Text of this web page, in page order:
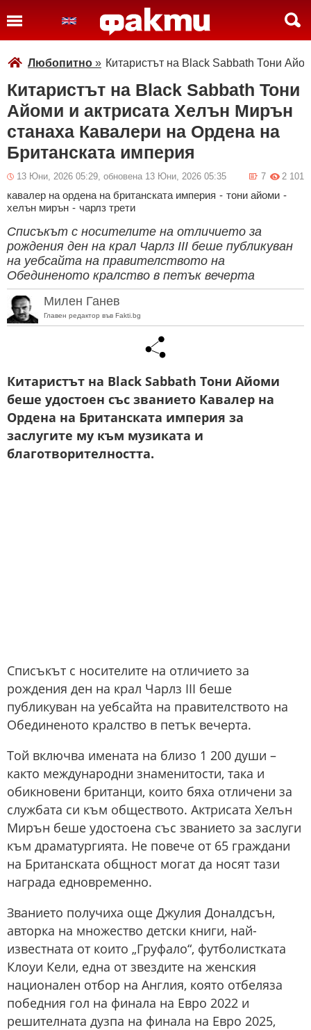
Любопитно » Китаристът на Black Sabbath Тони
Китаристът на Black Sabbath Тони
Айоми и актрисата Хелън Мирън
станаха Кавалери на Ордена на
Британската империя
13 Юни, 2026 05:29, обновена 13 Юни, 2026 05:35 2 101
7
кавалер на ордена на британската империя - тони айоми -
хелън мирън - чарлз трети
Списъкът с носителите на отличието за
рождения ден на крал Чарлз III беше публикуван
на уебсайта на правителството на
Обединеното кралство в петък вечерта
Милен Ганев
Главен редактор във Fakti.bg
Китаристът на Black Sabbath Тони Айоми
беше удостоен със званието Кавалер на
Ордена на Британската империя за
заслугите му към музиката и
благотворителността.
Списъкът с носителите на отличието за
рождения ден на крал Чарлз III беше
публикуван на уебсайта на правителството на
Обединеното кралство в петък вечерта.
Той включва имената на близо 1 200 души –
както международни знаменитости, така и
обикновени британци, които бяха отличени за
службата си към обществото. Актрисата Хелън
Мирън беше удостоена със званието за заслуги
към драматургията. Не повече от 65 граждани
на Британската общност могат да носят тази
награда едновременно.
Званието получиха още Джулия Доналдсън,
авторка на множество детски книги, най-
известната от които „Груфало“, футболистката
Клоуи Кели, една от звездите на женския
национален отбор на Англия, която отбеляза
победния гол на финала на Евро 2022 и
решителната дузпа на финала на Евро 2025,